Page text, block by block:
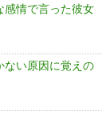
感情で言った彼女
ない原因に覚えの